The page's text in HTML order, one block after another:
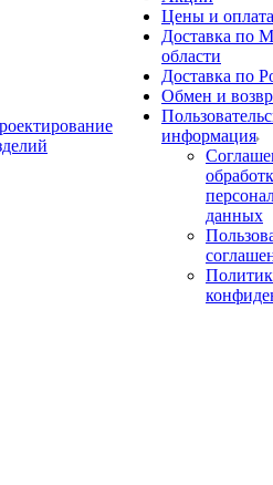
Цены и оплата
Доставка по
области
Доставка по
Обмен и
информация
данных